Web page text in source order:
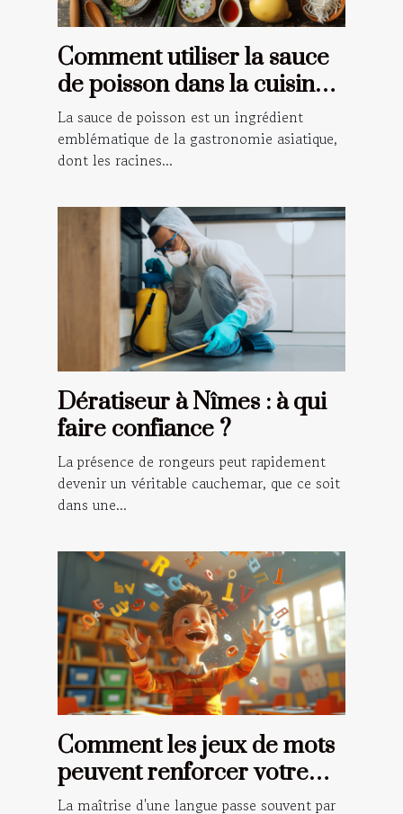
Comment utiliser la sauce
de poisson dans la cuisine
traditionnelle asiatique
La sauce de poisson est un ingrédient
emblématique de la gastronomie asiatique,
dont les racines...
Dératiseur à Nîmes : à qui
faire confiance ?
La présence de rongeurs peut rapidement
devenir un véritable cauchemar, que ce soit
dans une...
Comment les jeux de mots
peuvent renforcer votre
grammaire française
La maîtrise d'une langue passe souvent par